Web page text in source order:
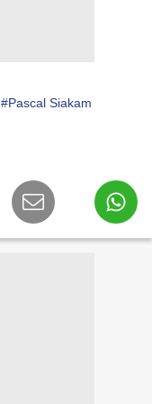
#Pascal Siakam